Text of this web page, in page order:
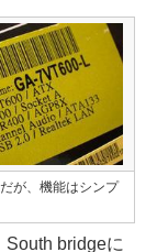
が、機能はシンプ
bridgeに